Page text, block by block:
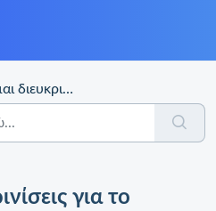
για το τιμολόγιο μου
για το